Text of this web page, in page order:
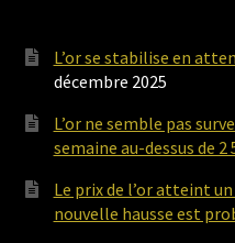
L’or se stabilise en
décembre 2025
L’or ne semble pas
semaine au-dessus de 2
Le prix de l’or atteint
nouvelle hausse est